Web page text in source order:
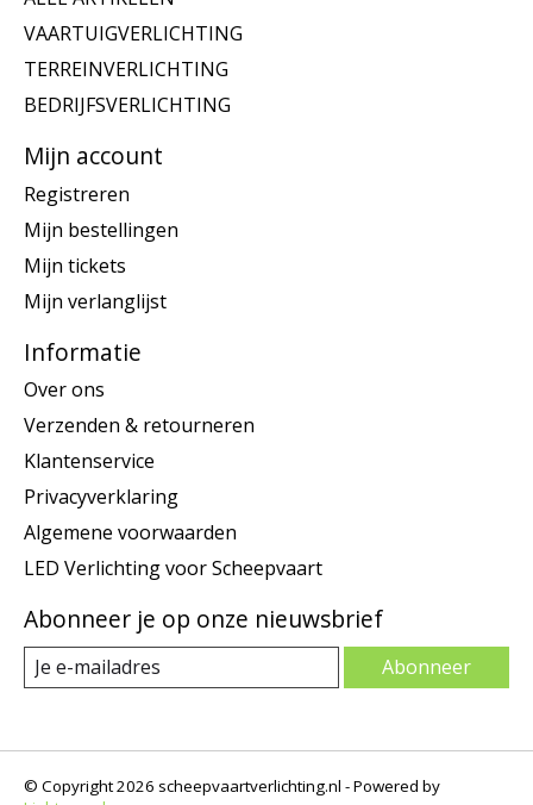
VAARTUIGVERLICHTING
TERREINVERLICHTING
BEDRIJFSVERLICHTING
Mijn account
Registreren
Mijn bestellingen
Mijn tickets
Mijn verlanglijst
Informatie
Over ons
Verzenden & retourneren
Klantenservice
Privacyverklaring
Algemene voorwaarden
LED Verlichting voor Scheepvaart
Abonneer je op onze nieuwsbrief
Abonneer
© Copyright 2026 scheepvaartverlichting.nl - Powered by